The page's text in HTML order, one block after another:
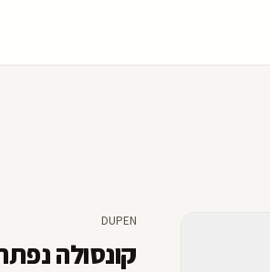
DUPEN
קונסולה